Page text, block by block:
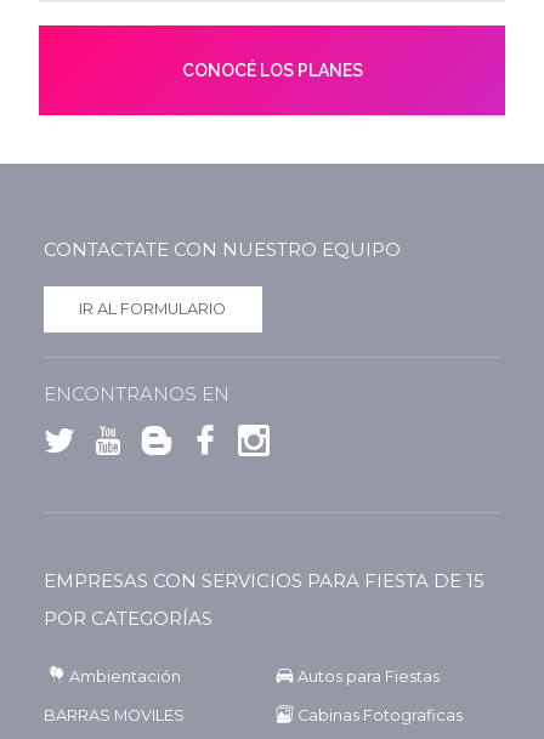
CONOCÉ LOS PLANES
CONTACTATE CON NUESTRO EQUIPO
IR AL FORMULARIO
ENCONTRANOS EN
EMPRESAS CON SERVICIOS PARA FIESTA DE 15
POR CATEGORÍAS
Ambientación Autos para Fiestas
BARRAS MOVILES Cabinas Fotograficas